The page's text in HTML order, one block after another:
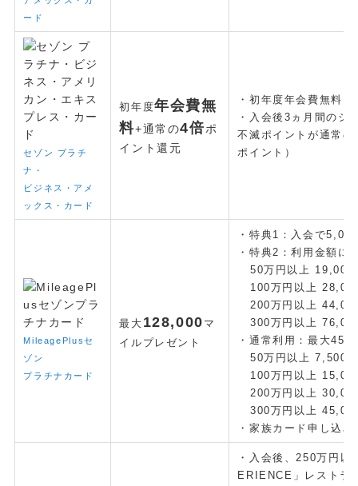
ード
セゾン プラチ
ナ・
ビジネス・アメ
ックス・カード
初年度年会費無
料+通常の4倍ポ
イント還元
・初年度年会費無料
・入会後3ヵ月間のシ
不滅ポイントが通常
ポイント）
MileagePlusセ
ゾン
プラチナカード
最大 128,000 マ
イルプレゼント
・特典1：入会で
・特典2：利用金額に
50万円以上 19,000
100万円以上
200万円以上
300万円以上
・通常利用：最大
50万円以上 7,500
100万円以上
200万円以上
300万円以上
・家族カード申し込
・入会後、250万円
ERIENCE」レストラ